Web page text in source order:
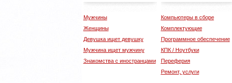
Мужчины
Женщины
Девушка ищет девушку
Мужчина ищет мужчину
Знакомства с иностранцами
Компьютеры в сборе
Комплектующие
Программное обеспечение
КПК / Ноутбуки
Переферия
Ремонт, услуги